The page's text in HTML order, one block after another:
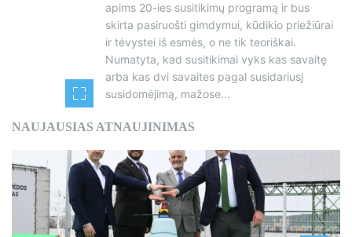
apims 20-ies susitikimų programą ir bus
skirta pasiruošti gimdymui, kūdikio priežiūrai
ir tėvystei iš esmės, o ne tik teoriškai.
Numatyta, kad susitikimai vyks kas savaitę
arba kas dvi savaites pagal susidariusį
susidomėjimą, mažose...
NAUJAUSIAS ATNAUJINIMAS